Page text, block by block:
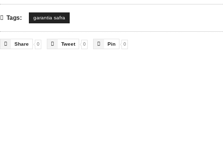
 Tags: garantia safra
 Share 0  Tweet 0  Pin 0